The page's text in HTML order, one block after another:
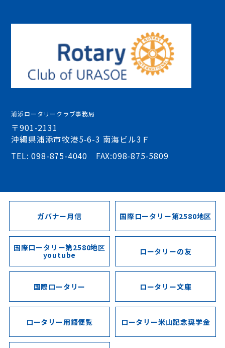
浦添ロータリークラブ事務局
〒901-2131
沖縄県浦添市牧港5-6-3 南海ビル3Ｆ
TEL: 098-875-4040 FAX:098-875-5809
ガバナー月信 国際ロータリー第2580地区
国際ロータリー第2580地区
youtube ロータリーの友
国際ロータリー ロータリー文庫
ロータリー用語便覧 ロータリー米山記念奨学金